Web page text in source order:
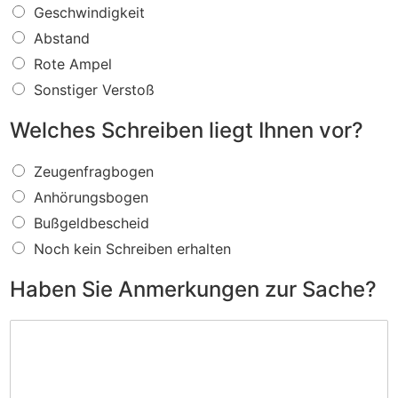
W
a
s
f
ü
r
i
V
e
r
s
t
o
ß
w
Geschwindigkeit
Abstand
Rote Ampel
Sonstiger Verstoß
Welches Schreiben liegt Ihnen vor?
W
e
c
h
e
S
Zeugenfragbogen
Anhörungsbogen
Bußgeldbescheid
Noch kein Schreiben erhalten
Haben Sie Anmerkungen zur Sache?